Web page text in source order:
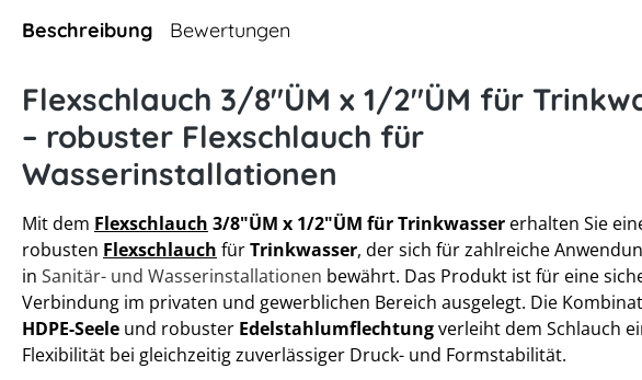
Beschreibung Bewertungen
Flexschlauch 3/8"ÜM x 1/2"ÜM für
– robuster Flexschlauch für
Wasserinstallationen
Mit dem Flexschlauch 3/8"ÜM x 1/2"ÜM für Trinkwasser erhalten Sie
robusten Flexschlauch fürTrinkwasser, der sich für zahlreiche
in Sanitär- und Wasserinstallationen bewährt. Das Produkt ist für eine
Verbindung im privaten und gewerblichen Bereich ausgelegt. Die
HDPE-Seele und robuster Edelstahlumflechtungverleiht dem Schlauch
Flexibilität bei gleichzeitig zuverlässiger Druck- und Formstabilität.